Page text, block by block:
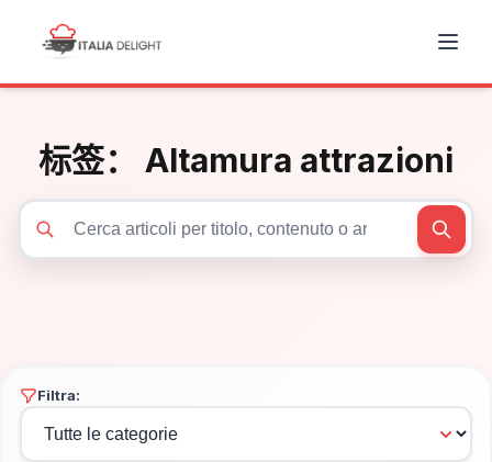
标签： Altamura attrazioni
Filtra: